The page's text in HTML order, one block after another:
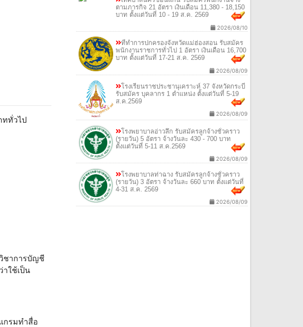
ททั่วไป
ชาการบัญชี
ใช้เป็น
กรมทําสื่อ
ตามภารกิจ 21 อัตรา เงินเดือน 11,380 - 18,150
บาท ตั้งแต่วันที่ 10 - 19 ส.ค. 2569
2026/08/10
ที่ทำการปกครองจังหวัดแม่ฮ่องสอน รับสมัคร
พนักงานราชการทั่วไป 1 อัตรา เงินเดือน 16,700
บาท ตั้งแต่วันที่ 17-21 ส.ค. 2569
2026/08/09
โรงเรียนราชประชานุเคราะห์ 37 จังหวัดกระบี่
รับสมัคร บุคลากร 1 ตำแหน่ง ตั้งแต่วันที่ 5-19
ส.ค.2569
2026/08/09
โรงพยาบาลอ่าวลึก รับสมัครลูกจ้างชั่วคราว
(รายวัน) 5 อัตรา จ้างวันละ 430 - 700 บาท
ตั้งแต่วันที่ 5-11 ส.ค.2569
2026/08/09
โรงพยาบาลท่าฉาง รับสมัครลูกจ้างชั่วคราว
(รายวัน) 3 อัตรา จ้างวันละ 660 บาท ตั้งแต่วันที่
4-31 ส.ค. 2569
2026/08/09